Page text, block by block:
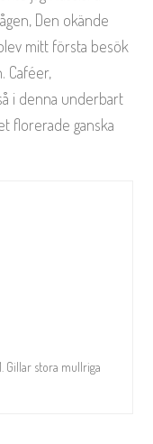
Den okände
mitt första besök
Caféer,
i denna underbart
florerade ganska
Gillar stora mullriga